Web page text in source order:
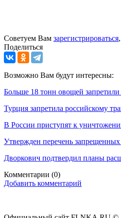
Советуем Вам зарегистрироваться
Поделиться
Возможно Вам будут интересны:
Больше 18 тонн овощей
Турция запретила российскому
В России приступят к
Утвержден перечень
Дворкович подтвердил планы
Комментарии (0)
Добавить комментарий